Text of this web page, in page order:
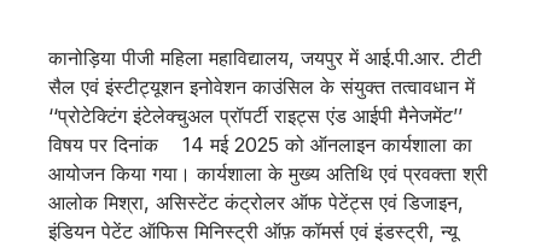
कानोड़िया पीजी महिला महाविद्यालय, जयपुर में आई.पी.आर. टीटी
सैल एवं इंस्टीट्यूशन इनोवेशन काउंसिल के संयुक्त तत्वावधान में
‘‘प्रोटेक्टिंग इंटेलेक्चुअल प्रॉपर्टी राइट्स एंड आईपी मैनेजमेंट’’
विषय पर दिनांक 14 मई 2025 को ऑनलाइन कार्यशाला का
आयोजन किया गया। कार्यशाला के मुख्य अतिथि एवं प्रवक्ता श्री
आलोक मिश्रा, असिस्टेंट कंट्रोलर ऑफ पेटेंट्स एवं डिजाइन,
इंडियन पेटेंट ऑफिस मिनिस्ट्री ऑफ़ कॉमर्स एवं इंडस्ट्री, न्यू